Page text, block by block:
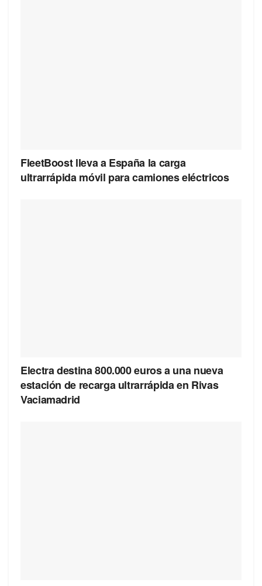
FleetBoost lleva a España la carga
ultrarrápida móvil para camiones eléctricos
Electra destina 800.000 euros a una nueva
estación de recarga ultrarrápida en Rivas
Vaciamadrid